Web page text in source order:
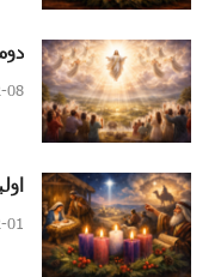
08
01